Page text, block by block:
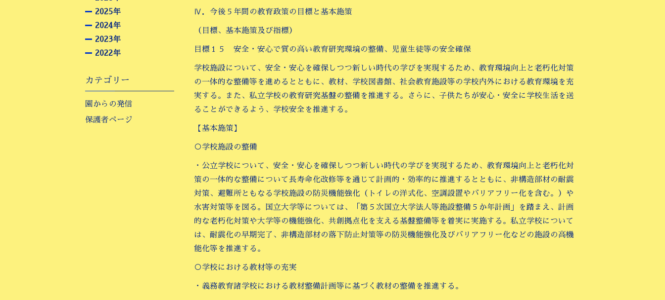
Ⅳ．今後５年間の教育政策の目標と基本施策
（目標、基本施策及び指標）
目標１５ 安全・安心で質の高い教育研究環境の整備、児童生徒等の安全確保
学校施設について、安全・安心を確保しつつ新しい時代の学びを実現するため、教育環境向上と老朽化対策
の一体的な整備等を進めるとともに、教材、学校図書館、社会教育施設等の学校内外における教育環境を充
実する。また、私立学校の教育研究基盤の整備を推進する。さらに、子供たちが安心・安全に学校生活を送
ることができるよう、学校安全を推進する。
【基本施策】
○学校施設の整備
・公立学校について、安全・安心を確保しつつ新しい時代の学びを実現するため、教育環境向上と老朽化対
策の一体的な整備について長寿命化改修等を通じて計画的・効率的に推進するとともに、非構造部材の耐震
対策、避難所ともなる学校施設の防災機能強化（トイレの洋式化、空調設置やバリアフリー化を含む。）や
水害対策等を図る。国立大学等については、「第５次国立大学法人等施設整備５か年計画」を踏まえ、計画
的な老朽化対策や大学等の機能強化、共創拠点化を支える基盤整備等を着実に実施する。私立学校について
は、耐震化の早期完了、非構造部材の落下防止対策等の防災機能強化及びバリアフリー化などの施設の高機
能化等を推進する。
○学校における教材等の充実
・義務教育諸学校における教材整備計画等に基づく教材の整備を推進する。
2025年
2024年
2023年
2022年
カテゴリー
園からの発信
保護者ページ